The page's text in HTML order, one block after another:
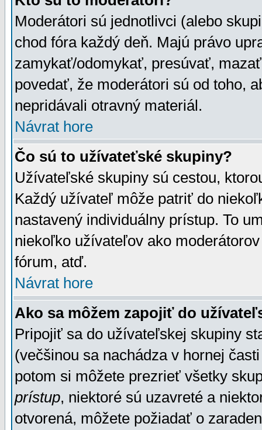
Moderátori sú jednotlivci (alebo
chod fóra každý deň. Majú právo
zamykať/odomykať, presúvať,
povedať, že moderátori sú od toho,
nepridávali otravný materiál.
Návrat hore
Čo sú to užívateťské skupiny?
Užívateľské skupiny sú cestou,
Každý užívateľ môže patriť do
nastavený individuálny prístup. To
niekoľko užívateľov ako
fórum, atď.
Návrat hore
Ako sa môžem zapojiť do
Pripojiť sa do užívateľskej skupiny
(večšinou sa nachádza v hornej
potom si môžete prezrieť všetky
prístup, niektoré sú uzavreté a
otvorená, môžete požiadať o